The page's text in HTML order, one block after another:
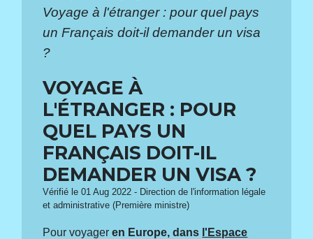
Voyage à l'étranger : pour quel pays
un Français doit-il demander un visa
?
VOYAGE À
L'ÉTRANGER : POUR
QUEL PAYS UN
FRANÇAIS DOIT-IL
DEMANDER UN VISA ?
Vérifié le 01 Aug 2022 - Direction de l'information légale
et administrative (Première ministre)
Pour voyageren Europe, dans l'Espace